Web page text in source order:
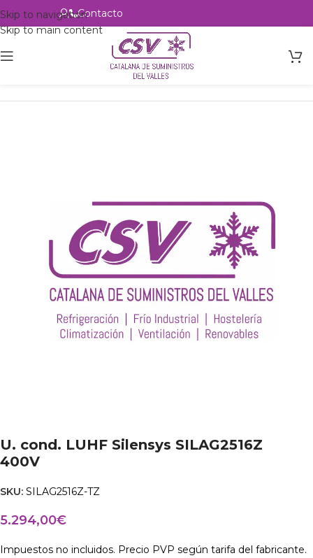
Skip to navigation
Skip to main content
Contacto
csvalles
U. cond. LUHF Silensys SILAG2516Z
400V
SKU: SILAG2516Z-TZ
5.294,00€
Impuestos no incluidos. Precio PVP según tarifa del fabricante.